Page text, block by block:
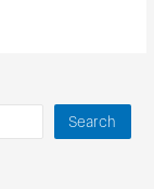
Search